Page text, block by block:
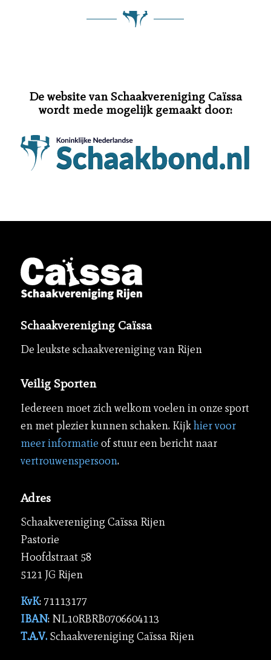
De website van Schaakvereniging Caïssa
wordt mede mogelijk gemaakt door:
Schaakvereniging Caïssa
De leukste schaakvereniging van Rijen
Veilig Sporten
Iedereen moet zich welkom voelen in onze sport
en met plezier kunnen schaken. Kijkhier voor
meer informatie of stuur een bericht naar
vertrouwenspersoon.
Adres
Schaakvereniging Caïssa Rijen
Pastorie
Hoofdstraat 58
5121 JG Rijen
KvK: 71113177
IBAN: NL10RBRB0706604113
T.A.V. Schaakvereniging Caïssa Rijen